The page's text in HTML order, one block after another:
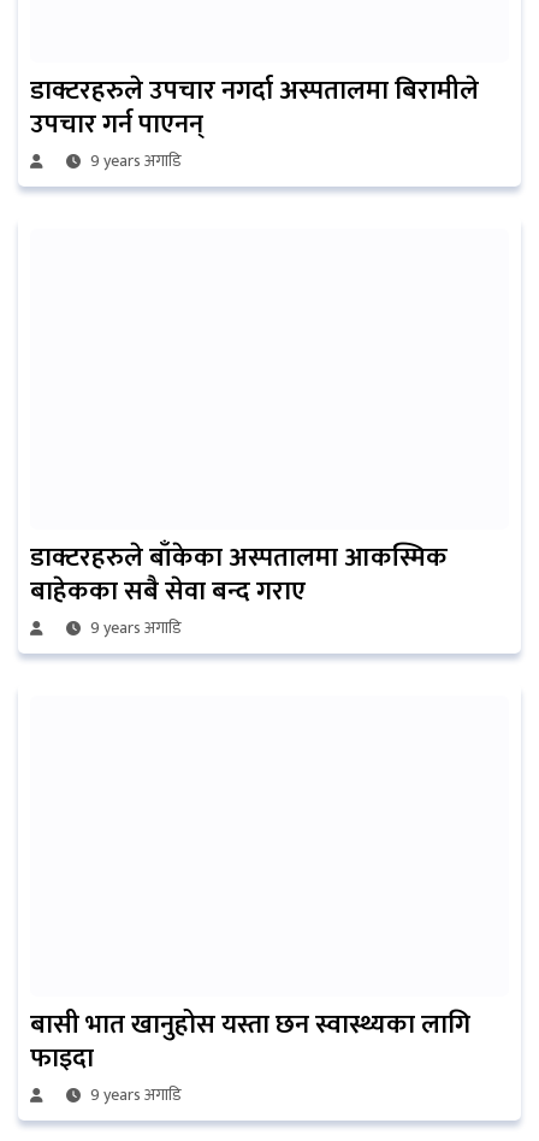
डाक्टरहरुले उपचार नगर्दा अस्पतालमा बिरामीले
उपचार गर्न पाएनन्
9 years अगाडि
डाक्टरहरुले बाँकेका अस्पतालमा आकस्मिक
बाहेकका सबै सेवा बन्द गराए
9 years अगाडि
बासी भात खानुहोस यस्ता छन स्वास्थ्यका लागि
फाइदा
9 years अगाडि